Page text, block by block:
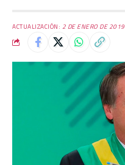
ACTUALIZACIÓN: 2 DE ENERO DE 2019